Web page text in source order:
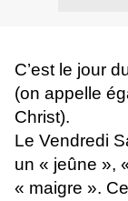
C’est le jour
(on appelle
Christ).
Le Vendredi
un « jeûne »,
« maigre ».